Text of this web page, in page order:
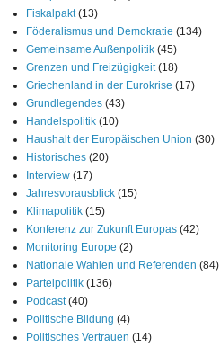
Fiskalpakt (13)
Föderalismus und Demokratie (134)
Gemeinsame Außenpolitik (45)
Grenzen und Freizügigkeit (18)
Griechenland in der Eurokrise (17)
Grundlegendes (43)
Handelspolitik (10)
Haushalt der Europäischen Union (30)
Historisches (20)
Interview (17)
Jahresvorausblick (15)
Klimapolitik (15)
Konferenz zur Zukunft Europas (42)
Monitoring Europe (2)
Nationale Wahlen und Referenden (84)
Parteipolitik (136)
Podcast (40)
Politische Bildung (4)
Politisches Vertrauen (14)